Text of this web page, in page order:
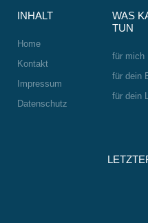
s
a
p
INHALT
Home
Kontakt
Impressum
Datenschutz
WAS
TUN
für mich
für dein
für dein